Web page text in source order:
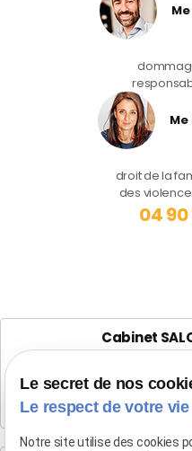
Me
droit de la
des
04 90
Cabinet
282
13300
Le secret de nos
Le respect de votre
Notre site utilise des cookies